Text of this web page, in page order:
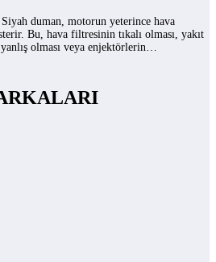
duman, motorun yeterince hava
Bu, hava filtresinin tıkalı olması, yakıt
olması veya enjektörlerin…